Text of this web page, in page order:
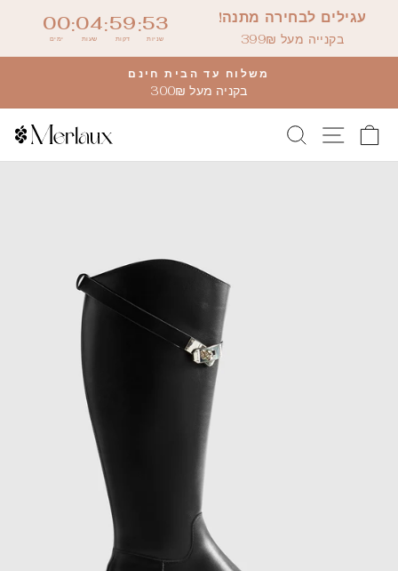
עגילים לבחירה מתנה!
בקנייה מעל 399₪
00
ימים
:04
שעות
:59
דקות
:53
שניות
משלוח עד הבית חינם
בקניה מעל 300₪